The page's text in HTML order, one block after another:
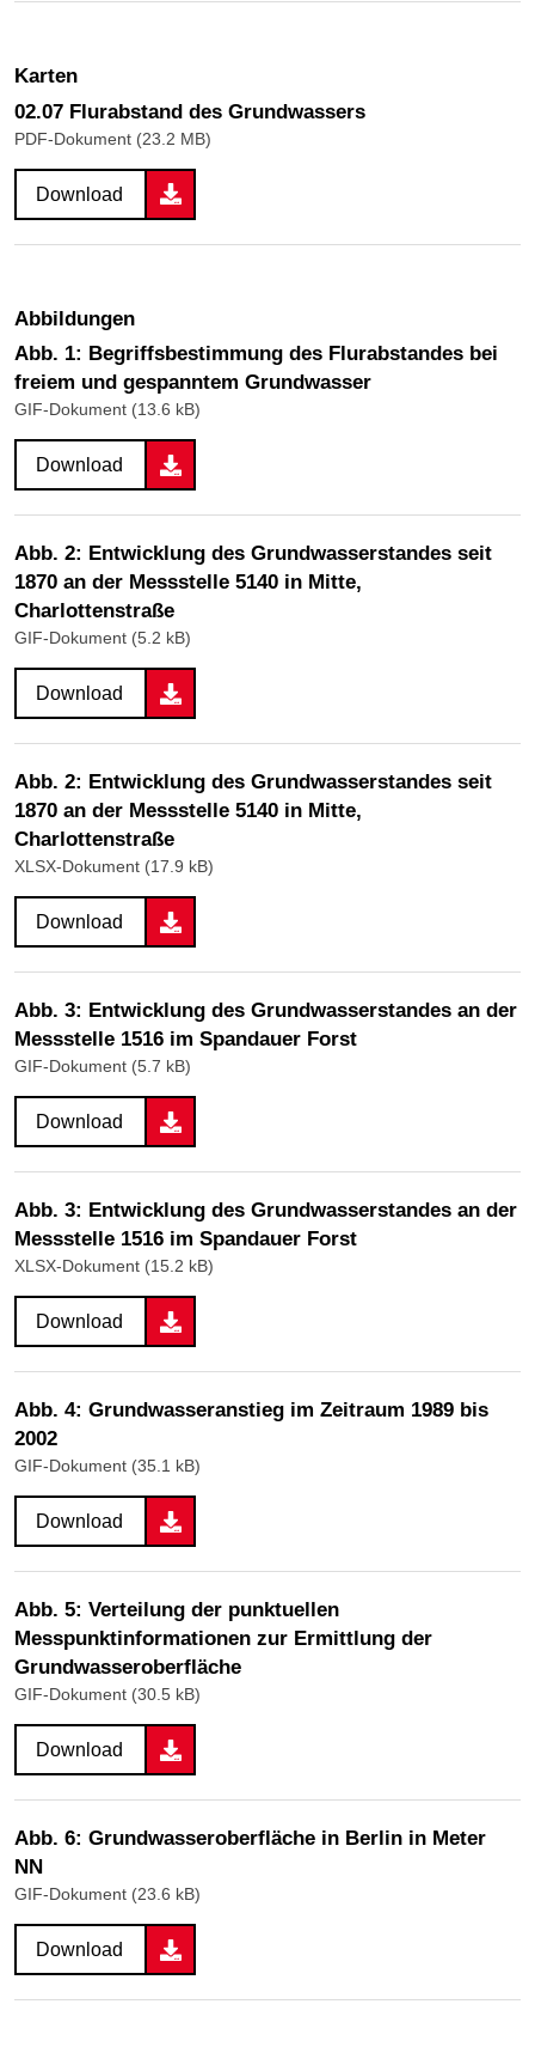
Karten
02.07 Flurabstand des Grundwassers
PDF-Dokument (23.2 MB)
Download
Abbildungen
Abb. 1: Begriffsbestimmung des Flurabstandes bei
freiem und gespanntem Grundwasser
GIF-Dokument (13.6 kB)
Download
Abb. 2: Entwicklung des Grundwasserstandes seit
1870 an der Messstelle 5140 in Mitte,
Charlottenstraße
GIF-Dokument (5.2 kB)
Download
Abb. 2: Entwicklung des Grundwasserstandes seit
1870 an der Messstelle 5140 in Mitte,
Charlottenstraße
XLSX-Dokument (17.9 kB)
Download
Abb. 3: Entwicklung des Grundwasserstandes an der
Messstelle 1516 im Spandauer Forst
GIF-Dokument (5.7 kB)
Download
Abb. 3: Entwicklung des Grundwasserstandes an der
Messstelle 1516 im Spandauer Forst
XLSX-Dokument (15.2 kB)
Download
Abb. 4: Grundwasseranstieg im Zeitraum 1989 bis
2002
GIF-Dokument (35.1 kB)
Download
Abb. 5: Verteilung der punktuellen
Messpunktinformationen zur Ermittlung der
Grundwasseroberfläche
GIF-Dokument (30.5 kB)
Download
Abb. 6: Grundwasseroberfläche in Berlin in Meter
NN
GIF-Dokument (23.6 kB)
Download